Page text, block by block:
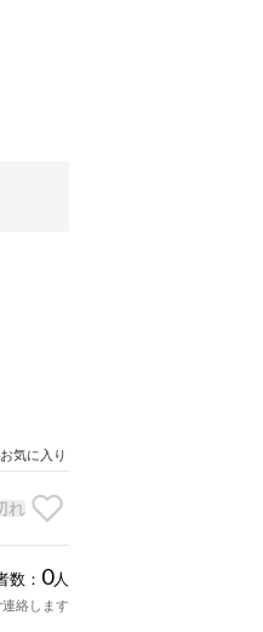
お気に入り
れ
数： 0人
絡します